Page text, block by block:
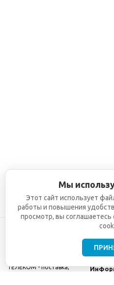
ТЕЛЕКОМ - поставка,
Мы
Этот сайт использует
работы и повышения
просмотр, вы